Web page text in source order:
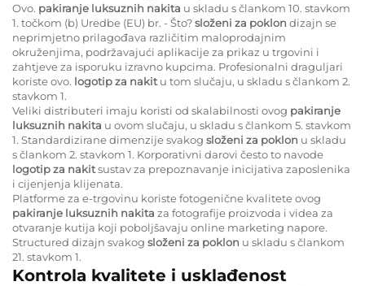
Ovo. pakiranje luksuznih nakita u skladu s člankom 10. stavkom
1. točkom (b) Uredbe (EU) br. - Što?složeni za poklon dizajn se
neprimjetno prilagođava različitim maloprodajnim
okruženjima, podržavajući aplikacije za prikaz u trgovini i
zahtjeve za isporuku izravno kupcima. Profesionalni draguljari
koriste ovo. logotip za nakit u tom slučaju, u skladu s člankom 2.
stavkom 1.
Veliki distributeri imaju koristi od skalabilnosti ovog pakiranje
luksuznih nakita u ovom slučaju, u skladu s člankom 5. stavkom
1. Standardizirane dimenzije svakog složeni za poklon u skladu
s člankom 2. stavkom 1. Korporativni darovi često to navode
logotip za nakitsustav za prepoznavanje inicijativa zaposlenika
i cijenjenja klijenata.
Platforme za e-trgovinu koriste fotogenične kvalitete ovog
pakiranje luksuznih nakita za fotografije proizvoda i videa za
otvaranje kutija koji poboljšavaju online marketing napore.
Structured dizajn svakog složeni za poklon u skladu s člankom
21. stavkom 1.
Kontrola kvalitete i usklađenost